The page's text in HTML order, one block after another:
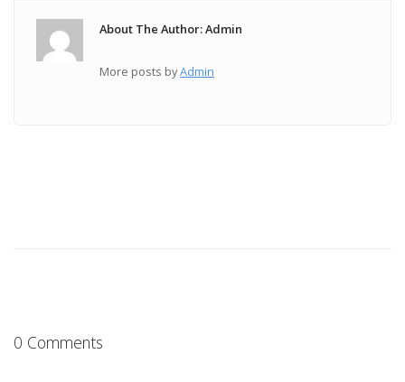
About The Author: Admin
More posts byAdmin
0 Comments